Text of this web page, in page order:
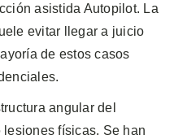
asistida Autopilot. La
evitar llegar a juicio
de estos casos
angular del
físicas. Se han